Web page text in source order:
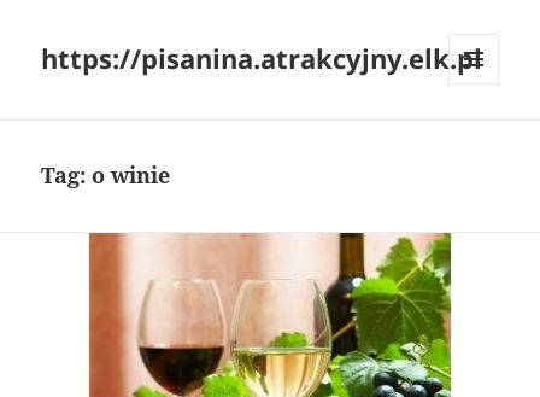
https://pisanina.atrakcyjny.elk.pl
Tag:o winie